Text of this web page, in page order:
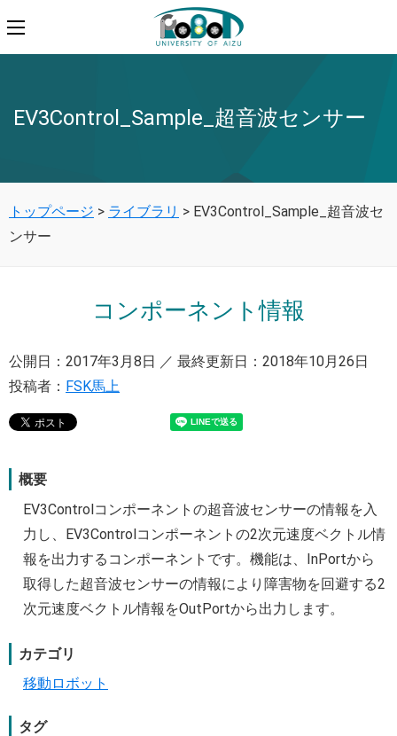
EV3Control_Sample_超音波センサー
トップページ > ライブラリ > EV3Control_Sample_超音波セ
ンサー
コンポーネント情報
公開日：2017年3月8日 ／ 最終更新日：2018年10月26日
投稿者： FSK馬上
概要
EV3Controlコンポーネントの超音波センサーの情報を入
力し、EV3Controlコンポーネントの2次元速度ベクトル情
報を出力するコンポーネントです。機能は、InPortから
取得した超音波センサーの情報により障害物を回避する2
次元速度ベクトル情報をOutPortから出力します。
カテゴリ
移動ロボット
タグ